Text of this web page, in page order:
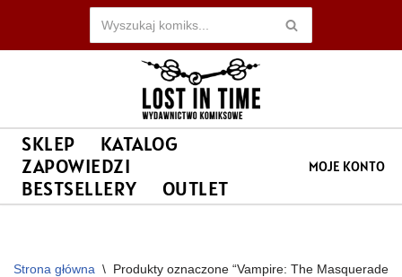
Przejdź
SKLEP
KATALOG
ZAPOWIEDZI
BESTSELLERY
OUTLET
MOJE KONTO
Strona główna \ Produkty oznaczone “Vampire: The Masquerade”